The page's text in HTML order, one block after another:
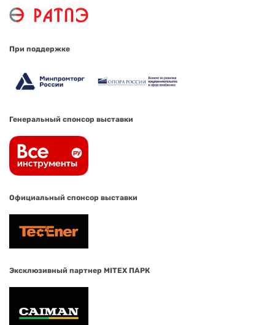
При поддержке
Генеральный спонсор выставки
Официальный спонсор выставки
Эксклюзивный партнер MITEX ПАРК